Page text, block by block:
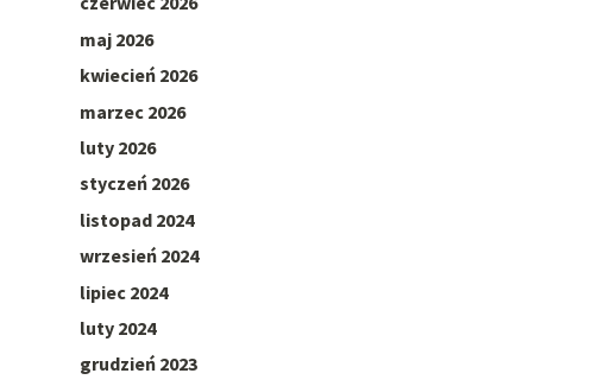
maj 2026
kwiecień 2026
marzec 2026
luty 2026
styczeń 2026
listopad 2024
wrzesień 2024
lipiec 2024
luty 2024
grudzień 2023